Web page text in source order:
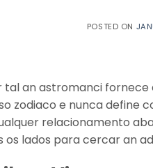
POSTED ON
an astromanci
zodiaco e nunca
relacionamento
lados para cercar an